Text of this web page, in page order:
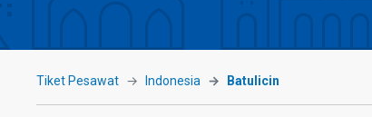
Tiket Pesawat Indonesia Batulicin